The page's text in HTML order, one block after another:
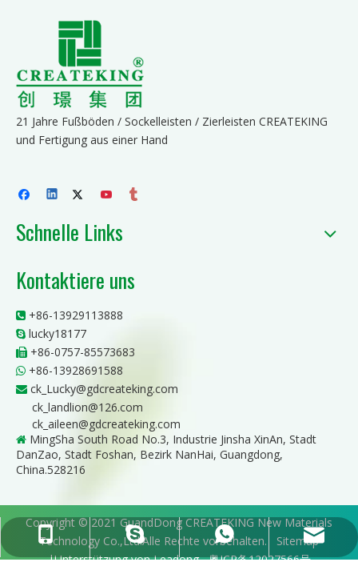
21 Jahre Fußböden / Sockelleisten / Zierleisten CREATEKING
und Fertigung aus einer Hand
+86-13929113888
lucky18177
+86-13928691588
ck_Lucky@gdcreateking.com
Schnelle Links
Kontaktiere uns
 +86-13929113888
 lucky18177
 +86-0757-85573683
 +86-13928691588
 ck_Lucky@gdcreateking.com
ck_landlion@126.com
ck_aileen@gdcreateking.com
 MingSha South Road No.3, Industrie Jinsha XinAn, Stadt
DanZao, Stadt Foshan, Bezirk NanHai, Guangdong,
China.528216
Copyright © 2021 GuandDong CREATEKING New Materials
Technology Co.,Ltd.Alle Rechte vorbehalten. Sitemap